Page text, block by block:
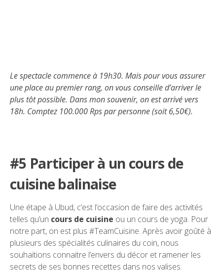
Le spectacle commence à 19h30. Mais pour vous assurer
une place au premier rang, on vous conseille d’arriver le
plus tôt possible. Dans mon souvenir, on est arrivé vers
18h. Comptez 100.000 Rps par personne (soit 6,50€).
#5 Participer à un cours de
cuisine balinaise
Une étape à Ubud, c’est l’occasion de faire des activités
telles qu’un cours de cuisine ou un cours de yoga. Pour
notre part, on est plus #TeamCuisine. Après avoir goûté à
plusieurs des spécialités culinaires du coin, nous
souhaitions connaitre l’envers du décor et ramener les
secrets de ses bonnes recettes dans nos valises.